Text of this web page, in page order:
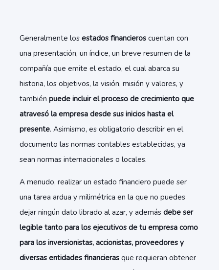
Generalmente los estados financieros cuentan con
una presentación, un índice, un breve resumen de la
compañía que emite el estado, el cual abarca su
historia, los objetivos, la visión, misión y valores, y
también puede incluir el proceso de crecimiento que
atravesó la empresa desde sus inicios hasta el
presente. Asimismo, es obligatorio describir en el
documento las normas contables establecidas, ya
sean normas internacionales o locales.
A menudo, realizar un estado financiero puede ser
una tarea ardua y milimétrica en la que no puedes
dejar ningún dato librado al azar, y además debe ser
legible tanto para los ejecutivos de tu empresa como
para los inversionistas, accionistas, proveedores y
diversas entidades financieras que requieran obtener